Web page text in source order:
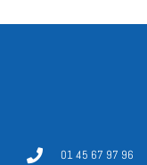
01 45 67 97 96